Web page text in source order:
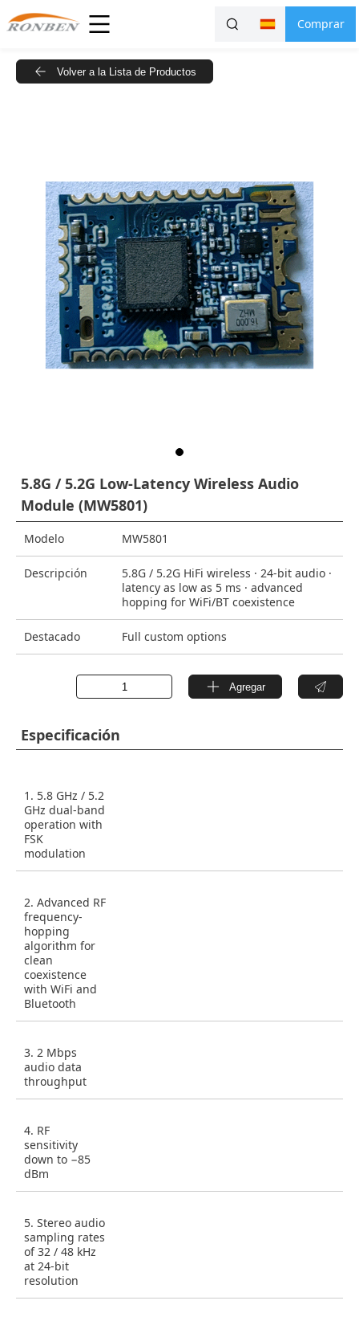
Comprar
Volver a la Lista de Productos
5.8G / 5.2G Low-Latency Wireless Audio
Module (MW5801)
Modelo MW5801
Descripción
5.8G / 5.2G HiFi wireless · 24-bit audio ·
latency as low as 5 ms · advanced
hopping for WiFi/BT coexistence
Destacado Full custom options
Agregar
Especificación
1. 5.8 GHz / 5.2
GHz dual-band
operation with
FSK
modulation
2. Advanced RF
frequency-
hopping
algorithm for
clean
coexistence
with WiFi and
Bluetooth
3. 2 Mbps
audio data
throughput
4. RF
sensitivity
down to −85
dBm
5. Stereo audio
sampling rates
of 32 / 48 kHz
at 24-bit
resolution